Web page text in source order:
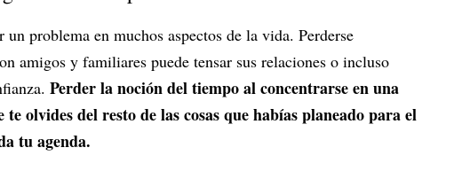
problema en muchos aspectos de la vida. Perderse
amigos y familiares puede tensar sus relaciones o incluso
Perder la noción del tiempo al concentrarse en una
olvides del resto de las cosas que habías planeado para el
tu agenda.